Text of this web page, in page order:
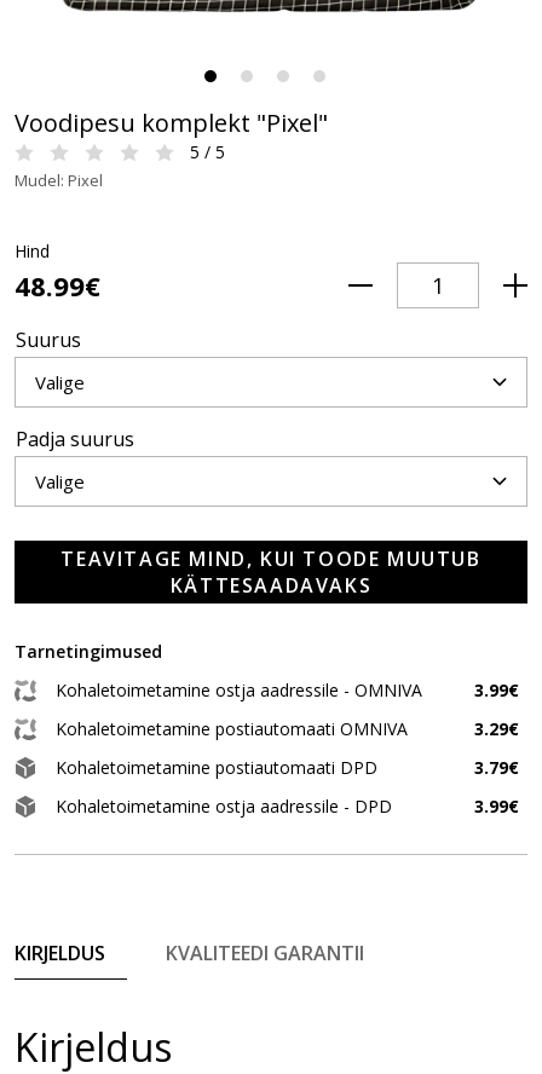
Voodipesu komplekt "Pixel"
5 / 5
Mudel: Pixel
Hind
48.99€
Suurus
Padja suurus
TEAVITAGE MIND, KUI TOODE MUUTUB
KÄTTESAADAVAKS
Tarnetingimused
Kohaletoimetamine ostja aadressile - OMNIVA
3.99€
Kohaletoimetamine postiautomaati OMNIVA
3.29€
Kohaletoimetamine postiautomaati DPD
3.79€
Kohaletoimetamine ostja aadressile - DPD
3.99€
KIRJELDUS KVALITEEDI GARANTII
Kirjeldus